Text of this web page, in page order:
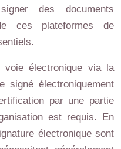
des documents
ces plateformes de
voie électronique via la
signé électroniquement
par une partie
est requis. En
électronique sont